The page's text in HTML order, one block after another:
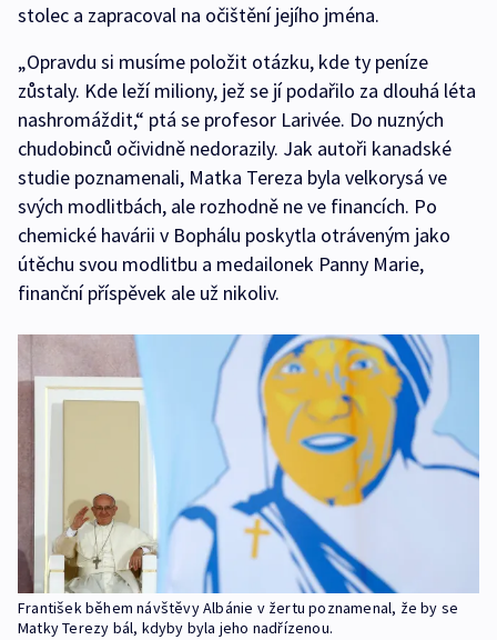
stolec a zapracoval na očištění jejího jména.
„Opravdu si musíme položit otázku, kde ty peníze
zůstaly. Kde leží miliony, jež se jí podařilo za dlouhá léta
nashromáždit,“ ptá se profesor Larivée. Do nuzných
chudobinců očividně nedorazily. Jak autoři kanadské
studie poznamenali, Matka Tereza byla velkorysá ve
svých modlitbách, ale rozhodně ne ve financích. Po
chemické havárii v Bophálu poskytla otráveným jako
útěchu svou modlitbu a medailonek Panny Marie,
finanční příspěvek ale už nikoliv.
František během návštěvy Albánie v žertu poznamenal, že by se
Matky Terezy bál, kdyby byla jeho nadřízenou.